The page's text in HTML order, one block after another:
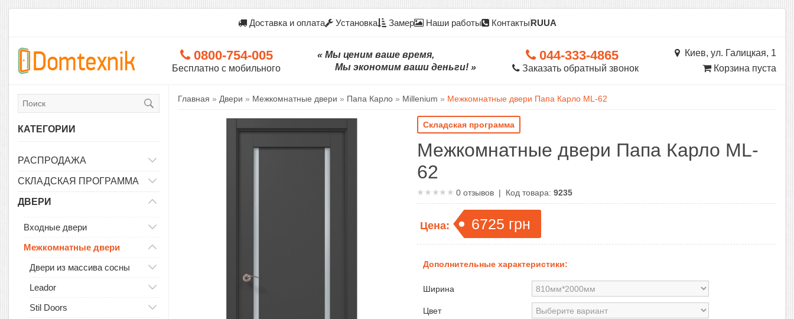
Доставка и оплата Установка Замер Наши работы КонтактыRUUA
0800-754-005
Бесплатно с мобильного
« Мы ценим ваше время,
Мы экономим ваши деньги! »
044-333-4865
Заказать обратный звонок
Киев, ул. Галицкая, 1
Корзина пуста
КАТЕГОРИИ
РАСПРОДАЖА
СКЛАДСКАЯ ПРОГРАММА
ДВЕРИ
Входные двери
Межкомнатные двери
Двери из массива сосны
Leador
Stil Doors
Главная » Двери » Межкомнатные двери » Папа Карло » Millenium » Межкомнатные двери Папа Карло ML-62
Складская программа
Межкомнатные двери Папа Карло ML-
62
0 отзывов | Код товара:9235
Цена: 6725 грн
Дополнительные характеристики:
Ширина
Цвет